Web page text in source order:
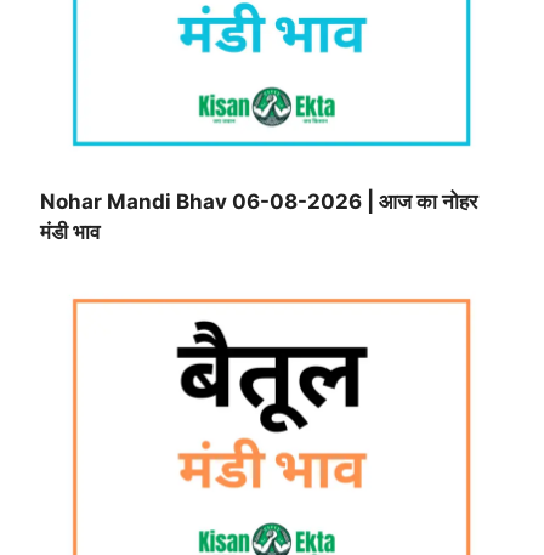
Nohar Mandi Bhav 06-08-2026 | आज का नोहर
मंडी भाव